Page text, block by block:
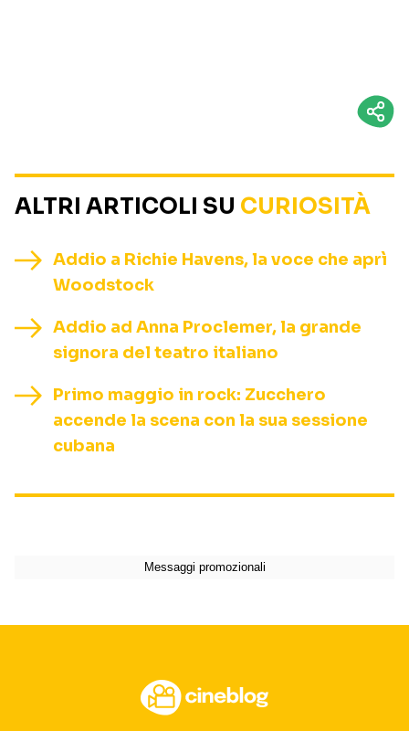
ALTRI ARTICOLI SU CURIOSITÀ
Addio a Richie Havens, la voce che aprì
Woodstock
Addio ad Anna Proclemer, la grande
signora del teatro italiano
Primo maggio in rock: Zucchero
accende la scena con la sua sessione
cubana